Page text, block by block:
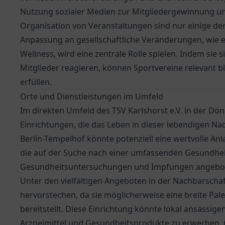
Nutzung sozialer Medien zur Mitgliedergewinnung
Organisation von Veranstaltungen sind nur einige
Anpassung an gesellschaftliche Veränderungen,
Wellness, wird eine zentrale Rolle spielen. Indem
Mitglieder reagieren, können Sportvereine relevant
erfüllen.
Orte und Dienstleistungen im Umfeld
Im direkten Umfeld des TSV Karlshorst e.V. in der
Einrichtungen, die das Leben in dieser lebendigen
Berlin-Tempelhof könnte potenziell eine wertvolle
die auf der Suche nach einer umfassenden
Gesundheitsuntersuchungen und Impfungen
Unter den vielfältigen Angeboten in der
hervorstechen, da sie möglicherweise eine breite
bereitstellt. Diese Einrichtung könnte lokal